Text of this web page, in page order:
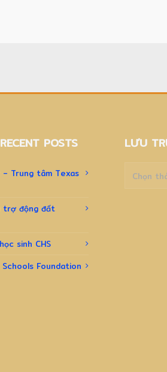
POSTS
Trung tâm Texas
trợ động đất
sinh CHS
Foundation
LƯU
trữ